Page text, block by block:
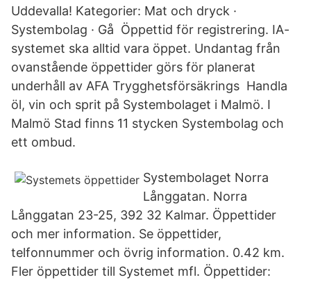
Uddevalla! Kategorier: Mat och dryck ·
Systembolag · Gå Öppettid för registrering. IA-
systemet ska alltid vara öppet. Undantag från
ovanstående öppettider görs för planerat
underhåll av AFA Trygghetsförsäkrings Handla
öl, vin och sprit på Systembolaget i Malmö. I
Malmö Stad finns 11 stycken Systembolag och
ett ombud.
Systembolaget Norra
Långgatan. Norra
Långgatan 23-25, 392 32 Kalmar. Öppettider
och mer information. Se öppettider,
telfonnummer och övrig information. 0.42 km.
Fler öppettider till Systemet mfl. Öppettider: